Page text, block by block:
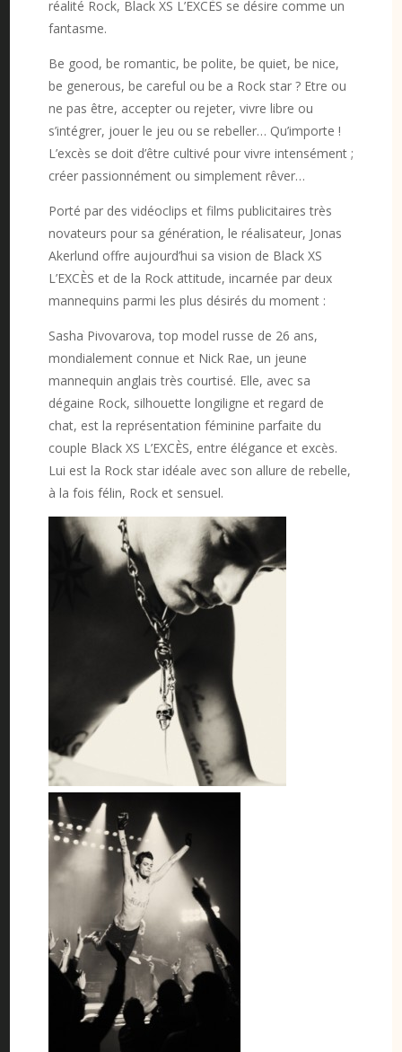
réalité Rock, Black XS L’EXCÈS se désire comme un
fantasme.
Be good, be romantic, be polite, be quiet, be nice,
be generous, be careful ou be a Rock star ? Etre ou
ne pas être, accepter ou rejeter, vivre libre ou
s’intégrer, jouer le jeu ou se rebeller… Qu’importe !
L’excès se doit d’être cultivé pour vivre intensément ;
créer passionnément ou simplement rêver…
Porté par des vidéoclips et films publicitaires très
novateurs pour sa génération, le réalisateur, Jonas
Akerlund offre aujourd’hui sa vision de Black XS
L’EXCÈS et de la Rock attitude, incarnée par deux
mannequins parmi les plus désirés du moment :
Sasha Pivovarova, top model russe de 26 ans,
mondialement connue et Nick Rae, un jeune
mannequin anglais très courtisé. Elle, avec sa
dégaine Rock, silhouette longiligne et regard de
chat, est la représentation féminine parfaite du
couple Black XS L’EXCÈS, entre élégance et excès.
Lui est la Rock star idéale avec son allure de rebelle,
à la fois félin, Rock et sensuel.